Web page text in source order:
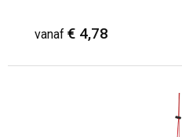
vanaf € 4,78
Minimale afname: 1